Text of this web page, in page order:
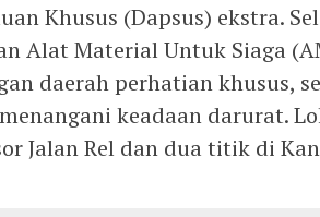
Khusus (Dapsus) ekstra.
Alat Material Untuk Siaga
daerah perhatian khusus,
keadaan darurat.
Jalan Rel dan dua titik di